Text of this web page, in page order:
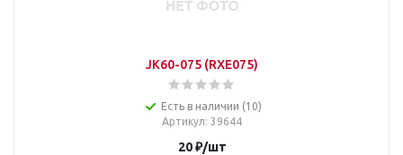
JK60-075 (RXE075)
Есть в наличии (10)
Артикул: 39644
20₽/шт